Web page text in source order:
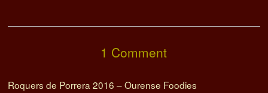
1 Comment
Roquers de Porrera 2016 – Ourense Foodies